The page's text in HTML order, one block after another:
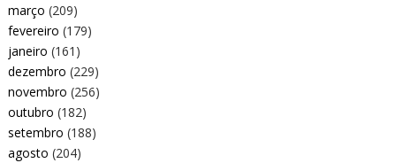
março (209)
fevereiro (179)
janeiro (161)
dezembro (229)
novembro (256)
outubro (182)
setembro (188)
agosto (204)